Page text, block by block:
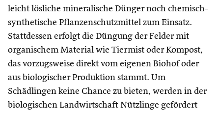
leicht lösliche mineralische Dünger noch chemisch-
synthetische Pflanzenschutzmittel zum Einsatz.
Stattdessen erfolgt die Düngung der Felder mit
organischem Material wie Tiermist oder Kompost,
das vorzugsweise direkt vom eigenen Biohof oder
aus biologischer Produktion stammt. Um
Schädlingen keine Chance zu bieten, werden in der
biologischen Landwirtschaft Nützlinge gefördert